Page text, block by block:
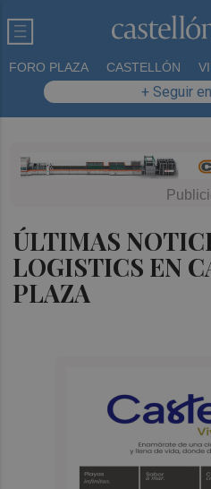
FORO PLAZA CASTELLÓN
+ Seguir
ÚLTIMAS
LOGISTICS EN
PLAZA